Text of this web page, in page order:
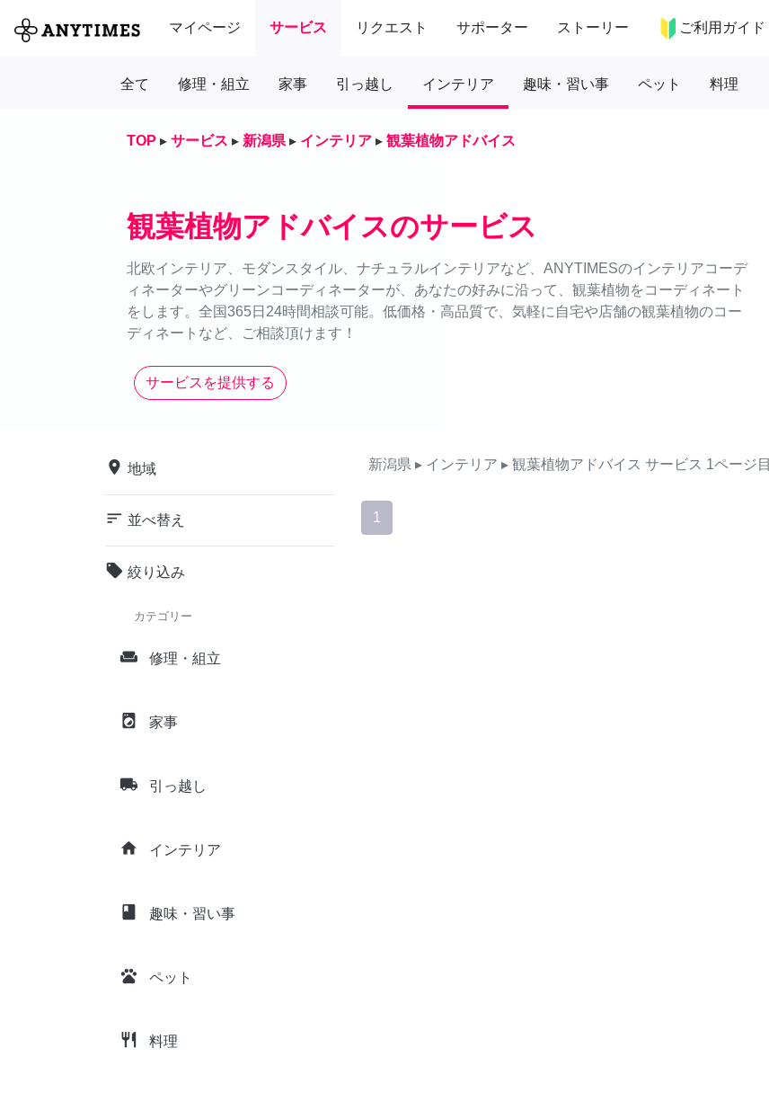
マイページ サービス リクエスト サポーター ストーリー ご利用ガイド
全て 修理・組立 家事 引っ越し インテリア 趣味・習い事 ペット 料理
TOP ▸ サービス ▸ 新潟県 ▸ インテリア ▸ 観葉植物アドバイス
観葉植物アドバイスのサービス
北欧インテリア、モダンスタイル、ナチュラルインテリアなど、ANYTIMESのインテリアコーデ
ィネーターやグリーンコーディネーターが、あなたの好みに沿って、観葉植物をコーディネート
をします。全国365日24時間相談可能。低価格・高品質で、気軽に自宅や店舗の観葉植物のコー
ディネートなど、ご相談頂けます！
サービスを提供する
place 地域
sort 並べ替え
local_offer 絞り込み
カテゴリー
weekend 修理・組立
local_laundry_service 家事
local_shipping 引っ越し
home インテリア
class 趣味・習い事
pets ペット
restaurant 料理
新潟県 ▸ インテリア ▸ 観葉植物アドバイス サービス 1ページ目
1